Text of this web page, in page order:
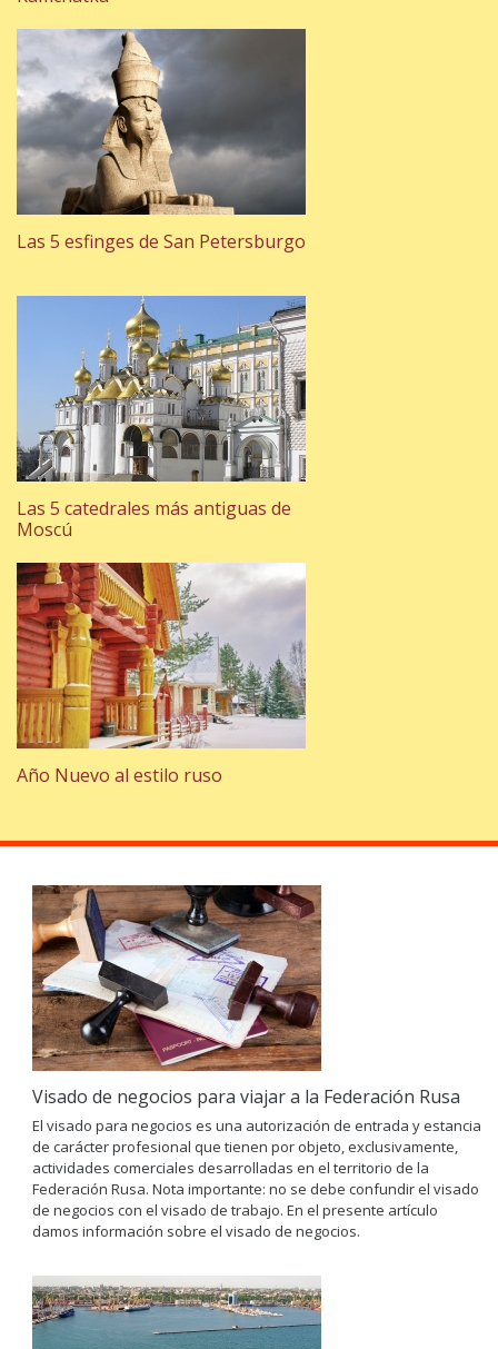
Las 5 esfinges de San Petersburgo
Las 5 catedrales más antiguas de
Moscú
Año Nuevo al estilo ruso
Visado de negocios para viajar a la Federación Rusa
El visado para negocios es una autorización de entrada y estancia
de carácter profesional que tienen por objeto, exclusivamente,
actividades comerciales desarrolladas en el territorio de la
Federación Rusa. Nota importante: no se debe confundir el visado
de negocios con el visado de trabajo. En el presente artículo
damos información sobre el visado de negocios.